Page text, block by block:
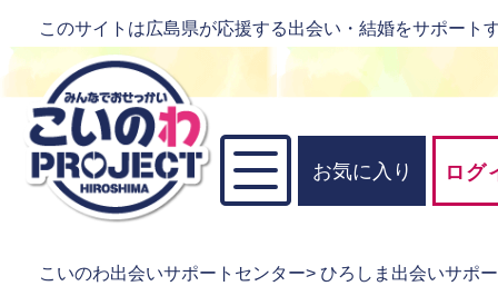
このサイトは広島県が応援する出会い・結婚をサポート
お気に入り ログ
こいのわ出会いサポートセンター>ひろしま出会いサポ